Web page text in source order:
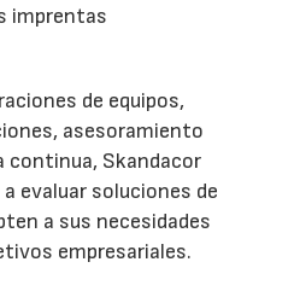
imprentas
de equipos,
asesoramiento
Skandacor
evaluar soluciones de
a sus necesidades
empresariales.